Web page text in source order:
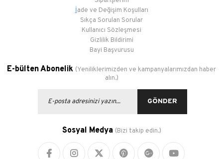
İade ve Değişim Koşulları
Sıkça Sorulan Sorular
Kullanıcı Sözleşmesi
Gizlilik Bildirimi
Bayi Başvurusu
E-bülten Abonelik (Yeniliklerimizden ve kampanyalarımızdan haber
alın.)
GÖNDER
Sosyal Medya (Bizi takip edin.)